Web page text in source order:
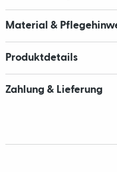
Material &
Produktdetails
Zahlung & Lieferung